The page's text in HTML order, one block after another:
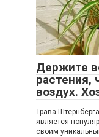
Держите
растения,
воздух.
Трава
является
своим